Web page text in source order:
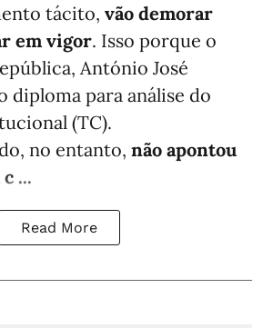
tácito, vão demorar
em vigor. Isso porque o
António José
diploma para análise do
(TC).
no entanto, não apontou
...
Read More